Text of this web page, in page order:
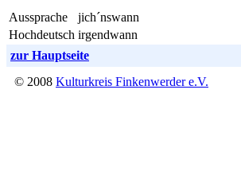
Aussprache
jich´nswann
Hochdeutsch irgendwann
zur Hauptseite
© 2008 Kulturkreis Finkenwerder e.V.